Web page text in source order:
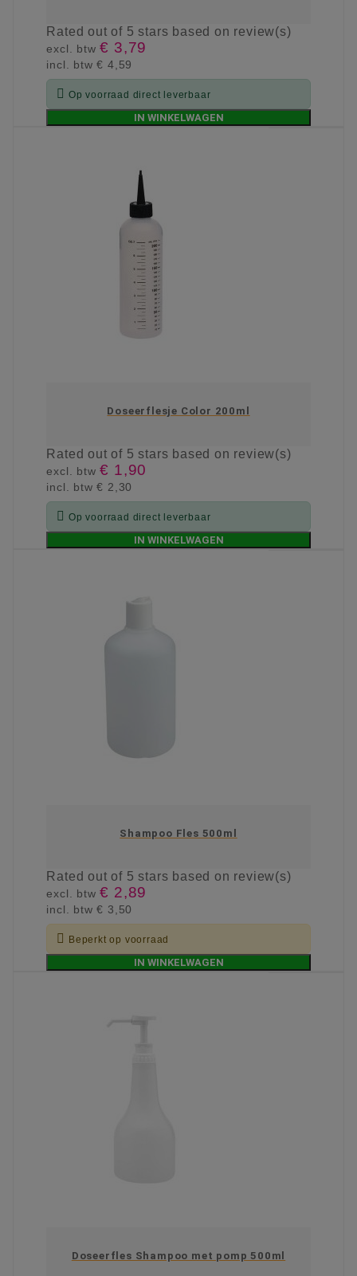
Ratedout of 5 stars based on review(s)
excl. btw€ 3,79
incl. btw€ 4,59
 Op voorraad direct leverbaar
IN WINKELWAGEN
Doseerflesje Color 200ml
Ratedout of 5 stars based on review(s)
excl. btw€ 1,90
incl. btw€ 2,30
 Op voorraad direct leverbaar
IN WINKELWAGEN
Shampoo Fles 500ml
Ratedout of 5 stars based on review(s)
excl. btw€ 2,89
incl. btw€ 3,50
 Beperkt op voorraad
IN WINKELWAGEN
Doseerfles Shampoo met pomp 500ml